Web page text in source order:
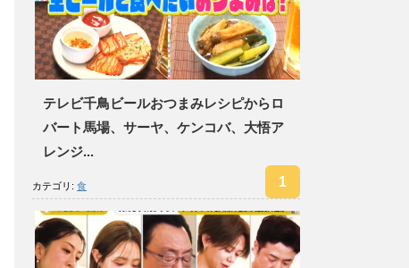
テレビ千鳥ビールおつまみレシピからロ
バート馬場、サーヤ、ケンコバ、大悟ア
レンジ...
カテゴリ: 食